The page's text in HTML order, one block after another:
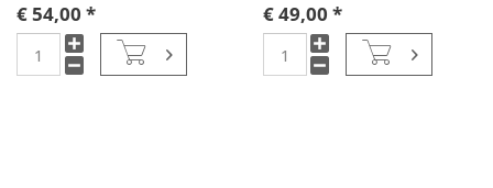
€ 54,00 * € 49,00 *